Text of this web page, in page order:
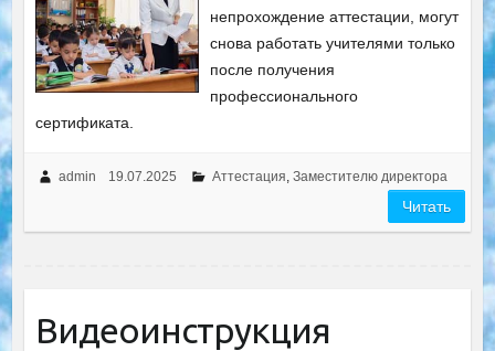
непрохождение аттестации, могут
снова работать учителями только
после получения
профессионального
сертификата.
admin 19.07.2025 Аттестация, Заместителю директора
Читать
Видеоинструкция